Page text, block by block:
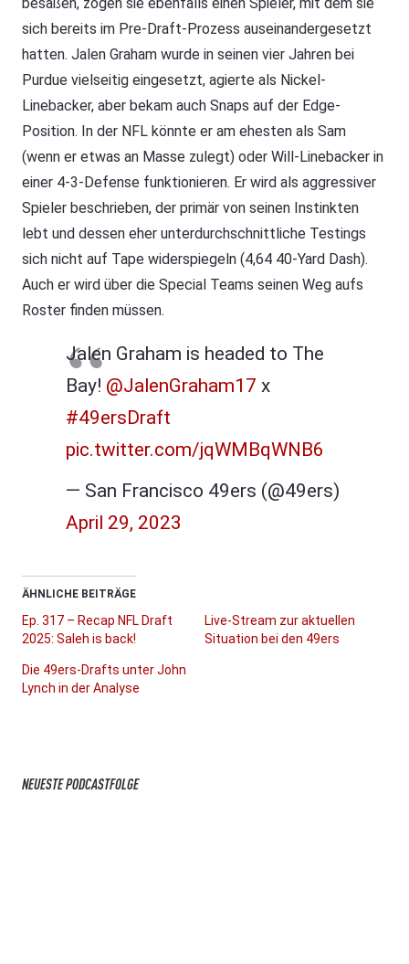
sich bereits im Pre-Draft-Prozess auseinandergesetzt
hatten. Jalen Graham wurde in seinen vier Jahren bei
Purdue vielseitig eingesetzt, agierte als Nickel-
Linebacker, aber bekam auch Snaps auf der Edge-
Position. In der NFL könnte er am ehesten als Sam
(wenn er etwas an Masse zulegt) oder Will-Linebacker in
einer 4-3-Defense funktionieren. Er wird als aggressiver
Spieler beschrieben, der primär von seinen Instinkten
lebt und dessen eher unterdurchschnittliche Testings
sich nicht auf Tape widerspiegeln (4,64 40-Yard Dash).
Auch er wird über die Special Teams seinen Weg aufs
Roster finden müssen.
Jalen Graham is headed to The
Bay! @JalenGraham17 x
#49ersDraft
pic.twitter.com/jqWMBqWNB6
— San Francisco 49ers (@49ers)
April 29, 2023
ÄHNLICHE BEITRÄGE
Ep. 317 – Recap NFL Draft
2025: Saleh is back!
Live-Stream zur aktuellen
Situation bei den 49ers
Die 49ers-Drafts unter John
Lynch in der Analyse
NEUESTE PODCASTFOLGE